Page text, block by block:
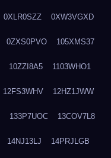
0XLR0SZZ 0XW3VGXD
0ZXS0PVO 105XMS37
10ZZI8A5 1103WHO1
12FS3WHV 12HZ1JWW
133P7UOC 13COV7L8
14NJ13LJ 14PRJLGB